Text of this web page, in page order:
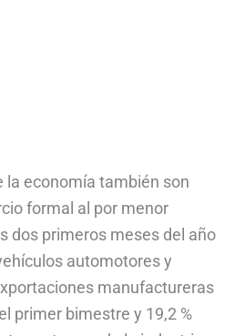
la economía también son
formal al por menor
dos primeros meses del año
automotores y
manufactureras
primer bimestre y 19,2 %